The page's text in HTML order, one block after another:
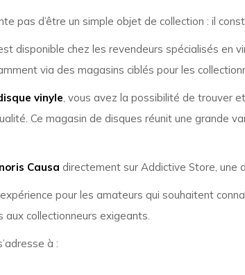
pas d’être un simple objet de collection : il
disponible chez les revendeurs spécialisés en
via des magasins ciblés pour les
vinyle, vous avez la possibilité de trouver
Ce magasin de disques réunit une grande
Causa directement sur Addictive Store, une
pour les amateurs qui souhaitent
collectionneurs exigeants.
à :